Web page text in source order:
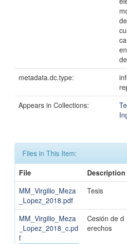
metadata.dc.type:
Appears in Collections:
Files in This Item:
File
Description
MM_Virgilio_Meza
_Lopez_2018.pdf
Tesis
MM_Virgilio_Meza
_Lopez_2018_c.pd
f
Cesión de d
erechos